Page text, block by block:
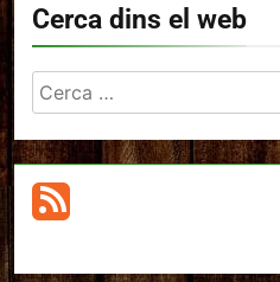
Cerca dins el web
Cerca: